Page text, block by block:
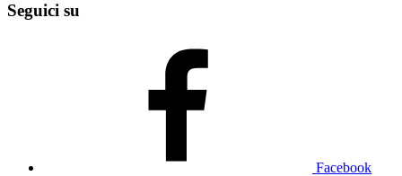
Seguici su
Facebook